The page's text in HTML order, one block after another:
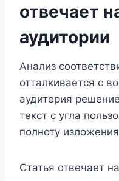
отвечает
аудитории
Анализ
отталкивается с
аудитория
текст с угла
полноту
Статья отвечает